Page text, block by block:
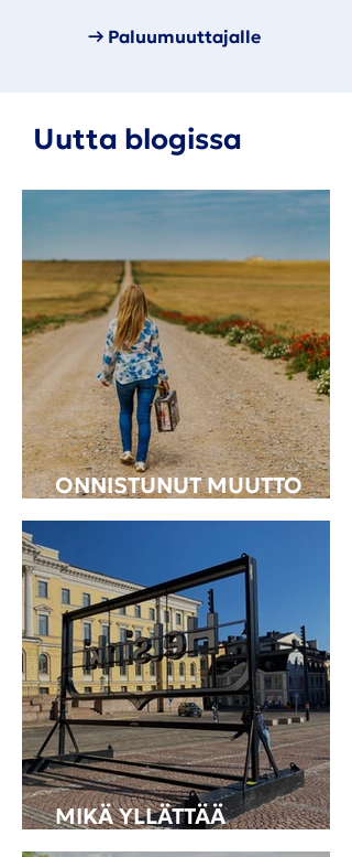
→ Paluumuuttajalle
Uutta blogissa
ONNISTUNUT MUUTTO
ULKOMAILLE – MUISTILISTA
MIKÄ YLLÄTTÄÄ
PALUUMUUTTAJAN?